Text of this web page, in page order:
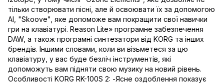
тільки створювати пісні, але й освоювати їх за допомогою
AI, "Skoove", яке допоможе вам покращити свої навички
гри на клавіатурі. Reason Lite» програмне забезпечення
DAW, а також програмні синтезатори від KORG та інших
брендів. Іншими словами, коли ви візьметеся за цю
клавіатуру, у вас буде безліч інструментів, які
допоможуть вам підняти свою музику на новий рівень.
Особливості KORG RK-100S 2: -Ясне оздоблення показує